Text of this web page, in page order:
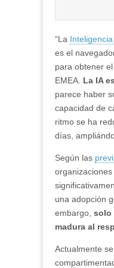
“La
es el
para obtener
EMEA. La IA
parece haber
capacidad de
ritmo se ha
días,
Según las
una adopción
embargo, solo
madura al
Actualmente